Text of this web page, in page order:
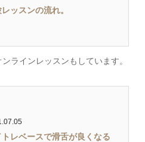
ッスンの流れ。
ラインレッスンもしています。
トレベースで滑舌が良くなる